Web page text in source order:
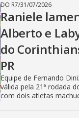
DO R7/31/07/2026
Raniele
Alberto e
do
PR
Equipe de Fernando
válida pela 21ª rodada
com dois atletas